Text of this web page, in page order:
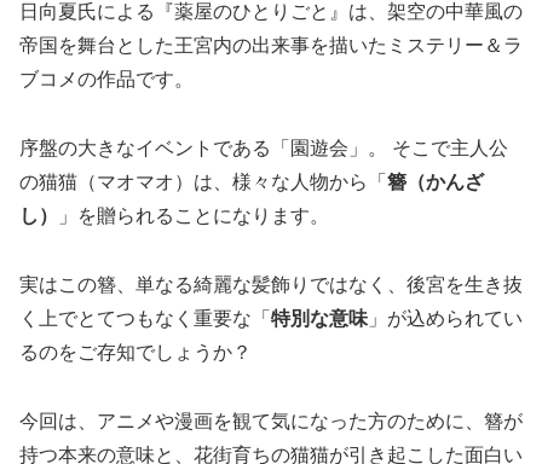
日向夏氏による『薬屋のひとりごと』は、架空の中華風の
帝国を舞台とした王宮内の出来事を描いたミステリー＆ラ
ブコメの作品です。
序盤の大きなイベントである「園遊会」。 そこで主人公
の猫猫（マオマオ）は、様々な人物から「 簪（かんざ
し）
」を贈られることになります。
実はこの簪、単なる綺麗な髪飾りではなく、後宮を生き抜
く上でとてつもなく重要な「 特別な意味 」が込められてい
るのをご存知でしょうか？
今回は、アニメや漫画を観て気になった方のために、簪が
持つ本来の意味と、花街育ちの猫猫が引き起こした面白い